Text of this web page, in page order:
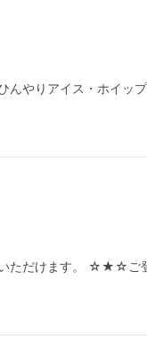
やりアイス・ホイッ
用いただけます。